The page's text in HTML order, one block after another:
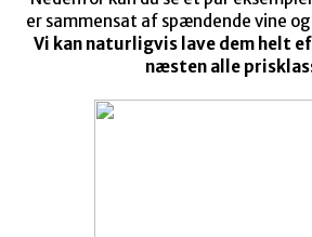
er sammensat af spændende vine
Vi kan naturligvis lave dem helt
næsten alle